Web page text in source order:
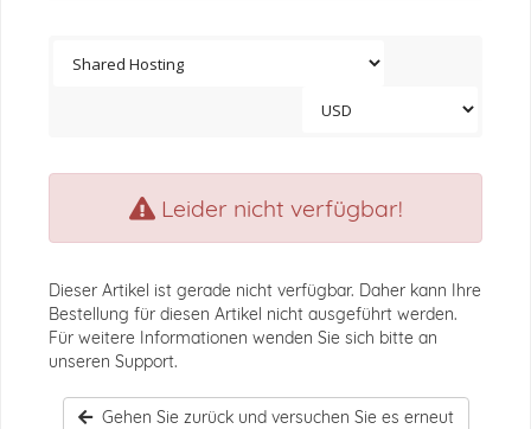
Leider nicht verfügbar!
Dieser Artikel ist gerade nicht verfügbar. Daher kann Ihre
Bestellung für diesen Artikel nicht ausgeführt werden.
Für weitere Informationen wenden Sie sich bitte an
unseren Support.
Gehen Sie zurück und versuchen Sie es erneut